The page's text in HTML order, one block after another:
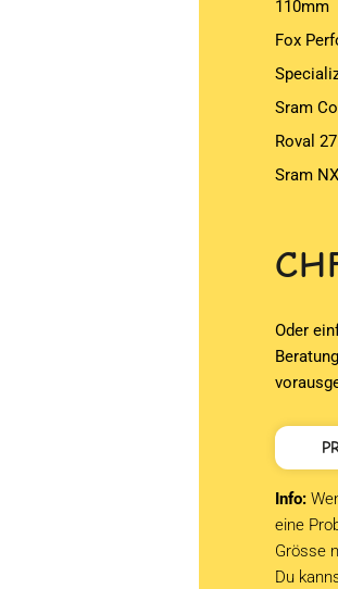
110mm
Fox
Sram
Roval
Sram
Oder
Info:
eine
Grösse
Du